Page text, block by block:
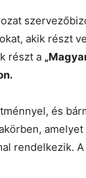
akik részt
részt a
és
amelyet
rendelkezik.